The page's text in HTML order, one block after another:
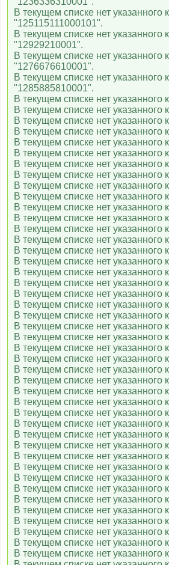
В текущем списке нет указанного
"125115111000101".
В текущем списке нет указанного
"12929210001".
В текущем списке нет указанного
"1276676610001".
В текущем списке нет указанного
"1285885810001".
В текущем списке нет указанного
В текущем списке нет указанного
В текущем списке нет указанного
В текущем списке нет указанного
В текущем списке нет указанного
В текущем списке нет указанного
В текущем списке нет указанного
В текущем списке нет указанного
В текущем списке нет указанного
В текущем списке нет указанного
В текущем списке нет указанного
В текущем списке нет указанного
В текущем списке нет указанного
В текущем списке нет указанного
В текущем списке нет указанного
В текущем списке нет указанного
В текущем списке нет указанного
В текущем списке нет указанного
В текущем списке нет указанного
В текущем списке нет указанного
В текущем списке нет указанного
В текущем списке нет указанного
В текущем списке нет указанного
В текущем списке нет указанного
В текущем списке нет указанного
В текущем списке нет указанного
В текущем списке нет указанного
В текущем списке нет указанного
В текущем списке нет указанного
В текущем списке нет указанного
В текущем списке нет указанного
В текущем списке нет указанного
В текущем списке нет указанного
В текущем списке нет указанного
В текущем списке нет указанного
В текущем списке нет указанного
В текущем списке нет указанного
В текущем списке нет указанного
В текущем списке нет указанного
В текущем списке нет указанного
В текущем списке нет указанного
В текущем списке нет указанного
В текущем списке нет указанного